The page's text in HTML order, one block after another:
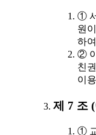
①
원
하
②
친
이
제 7 조
①